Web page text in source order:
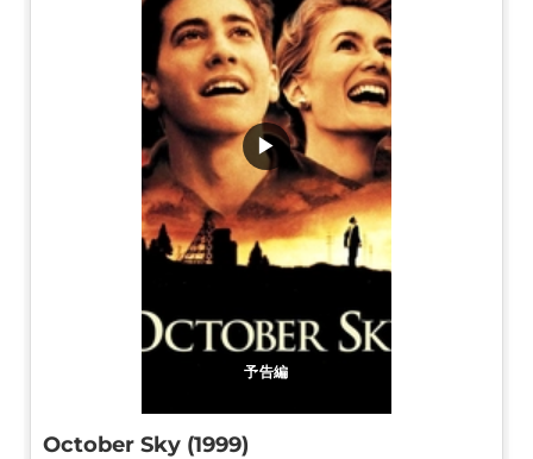
予告編
▶
October Sky (1999)